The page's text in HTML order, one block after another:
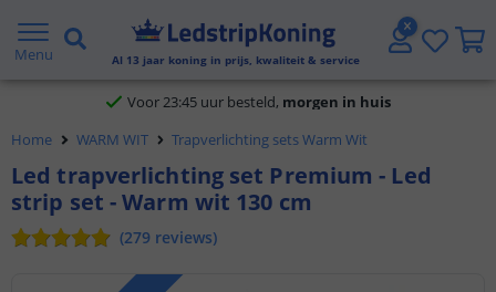
Menu Al 13 jaar koning in prijs, kwaliteit & service
Klantbeoordeling 9.1
Voor 23:45 uur besteld, morgen in huis
Home
WARM WIT Trapverlichting sets Warm Wit
Led trapverlichting set Premium - Led
strip set - Warm wit 130 cm
(279 reviews)